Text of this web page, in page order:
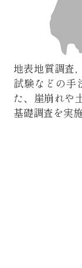
地表地質調査
試験などの手
た、崖崩れや
基礎調査を実